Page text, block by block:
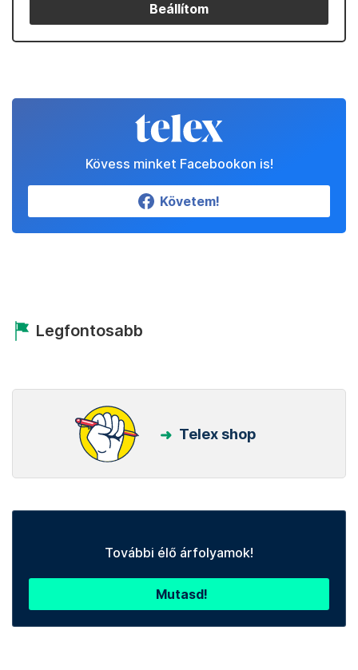
Beállítom
Kövess minket Facebookon is!
Követem!
Legfontosabb
Telex shop
További élő árfolyamok!
Mutasd!